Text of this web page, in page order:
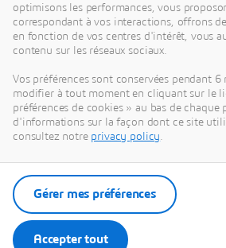
Nos actualités
Accédez à l'ensemble des
et ressources de Dassault
Découvrir nos actualités
optimisons les performances, vous
correspondant à vos interactions, offrons
en fonction de vos centres d'intérêt, vous
contenu sur les réseaux sociaux.
Vos préférences sont conservées pendant
modifier à tout moment en cliquant sur le
préférences de cookies » au bas de chaque
d'informations sur la façon dont ce site
consultez notre privacy policy.
Accepter tout
Gérer mes préférences